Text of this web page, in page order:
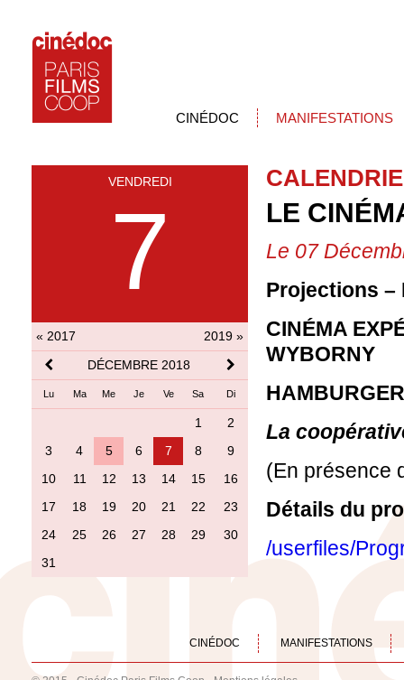
CINÉDOC MANIFESTATIONS
VENDREDI
7
« 2017
2019 »
DÉCEMBRE 2018
Lu Ma Me Je Ve Sa Di
1
2
3
4 5 6 7 8
9
10
11 12 13 14 15
16
17
18 19 20 21 22
23
24
25 26 27 28 29
30
31
LE
Le 07
Projections –
CINÉMA
WYBORNY
La
(En présence
Détails du
/userfiles/
CINÉDOC MANIFESTATIONS